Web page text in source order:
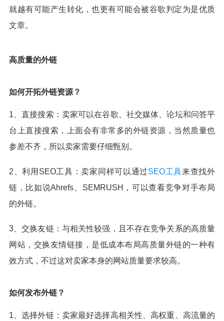
就越有可能产生转化，也更有可能会被谷歌判定为是优质
文章。
高质量的外链
如何开拓外链资源？
1、直接搜索：卖家可以在谷歌、社交媒体、论坛和问答平
台上直接搜索，上面会有非常多的外链资源，当然质量也
参差不齐，所以卖家需要仔细甄别。
2、利用SEO工具：卖家同样可以通过SEO工具来查找外
链，比如说Ahrefs、SEMRUSH，可以查看竞争对手布局
的外链。
3、交换友链：与相关性较强，且不存在竞争关系的高质量
网站，交换友情链接，是低成本布局高质量外链的一种有
效方式，不过这对卖家本身的网站质量要求较高。
如何发布外链？
1、选择外链：卖家最好选择高相关性、高权重、高流量的